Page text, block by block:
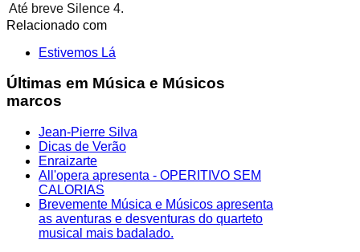
Até breve Silence 4.
Relacionado com
Estivemos Lá
Últimas em Música e Músicos
marcos
Jean-Pierre Silva
Dicas de Verão
Enraizarte
All'opera apresenta - OPERITIVO SEM
CALORIAS
Brevemente Música e Músicos apresenta
as aventuras e desventuras do quarteto
musical mais badalado.